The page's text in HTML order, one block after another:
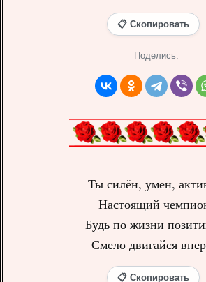
📋 Скопировать
Поделись:
Ты силён, умен,
Настоящий
Будь по жизни
Смело двигайся
📋 Скопировать